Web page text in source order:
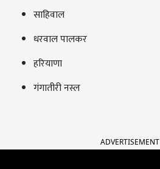
साहिवाल
धरवाल पालकर
हरियाणा
गंगातीरी नस्ल
ADVERTISEMENT